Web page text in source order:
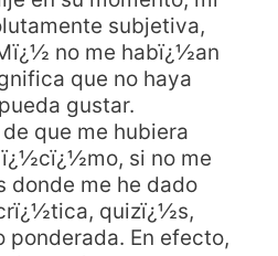
subjetiva,
no me habï¿½an
que no haya
gustar.
que me hubiera
si no me
donde me he dado
quizï¿½s,
En efecto,